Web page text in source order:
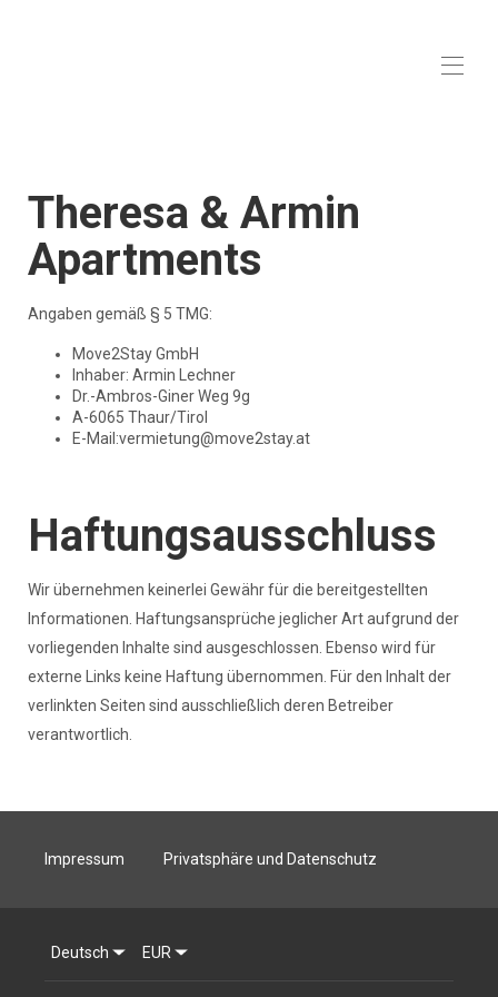
Unsere Vision
Aktivitäten und Umgebung
Theresa & Armin
Apartments
Angaben gemäß § 5 TMG:
Move2Stay GmbH
Inhaber: Armin Lechner
Dr.-Ambros-Giner Weg 9g
A-6065 Thaur/Tirol
E-Mail:vermietung@move2stay.at
Haftungsausschluss
Wir übernehmen keinerlei Gewähr für die bereitgestellten
Informationen. Haftungsansprüche jeglicher Art aufgrund der
vorliegenden Inhalte sind ausgeschlossen. Ebenso wird für
externe Links keine Haftung übernommen. Für den Inhalt der
verlinkten Seiten sind ausschließlich deren Betreiber
verantwortlich.
Impressum Privatsphäre und Datenschutz
Deutsch EUR